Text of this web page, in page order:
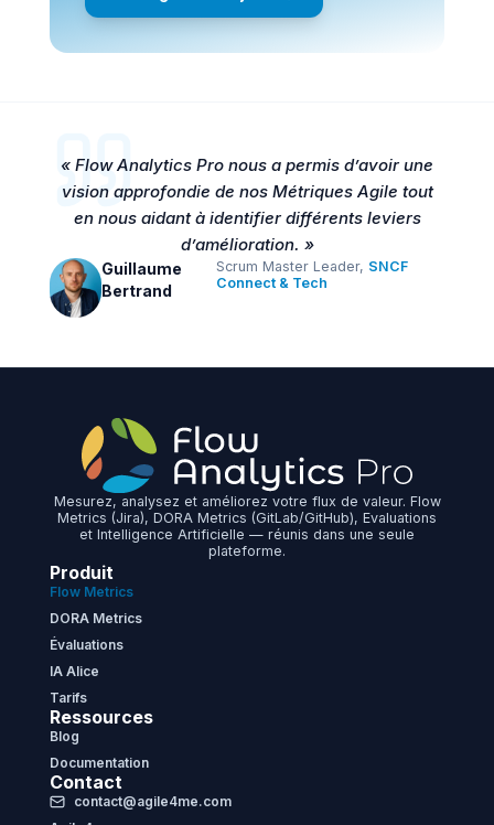
« Flow Analytics Pro nous a permis d’avoir une
vision approfondie de nos Métriques Agile tout
en nous aidant à identifier différents leviers
d’amélioration. »
Guillaume
Bertrand
Scrum Master Leader, SNCF
Connect & Tech
Mesurez, analysez et améliorez votre flux de valeur. Flow
Metrics (Jira), DORA Metrics (GitLab/GitHub), Evaluations
et Intelligence Artificielle — réunis dans une seule
plateforme.
Produit
Flow Metrics
DORA Metrics
Évaluations
IA Alice
Tarifs
Ressources
Blog
Documentation
Contact
contact@agile4me.com